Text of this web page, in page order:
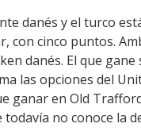
danés y el turco
con cinco puntos.
danés. El que gane
las opciones del
ganar en Old
todavía no conoce la